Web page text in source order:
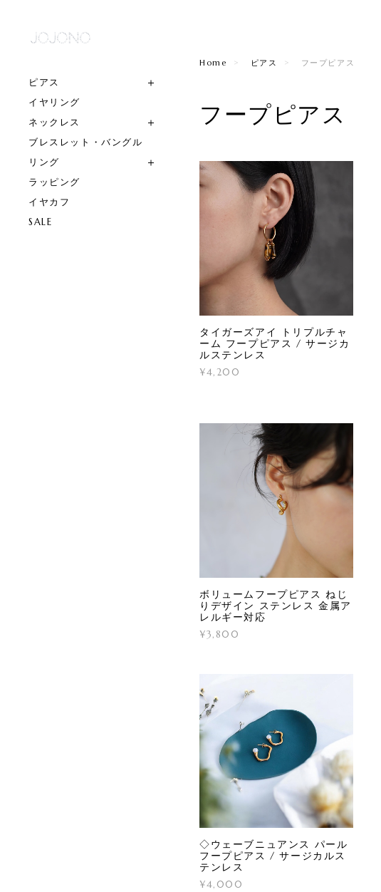
ピアス
イヤリング
ネックレス
ブレスレット・バングル
リング
ラッピング
イヤカフ
SALE
Home ピアス フープピアス
フープピアス
タイガーズアイ トリプルチャ
ーム フープピアス / サージカ
ルステンレス
¥4,200
ボリュームフープピアス ねじ
りデザイン ステンレス 金属ア
レルギー対応
¥3,800
◇ウェーブニュアンス パール
フープピアス / サージカルス
テンレス
¥4,000